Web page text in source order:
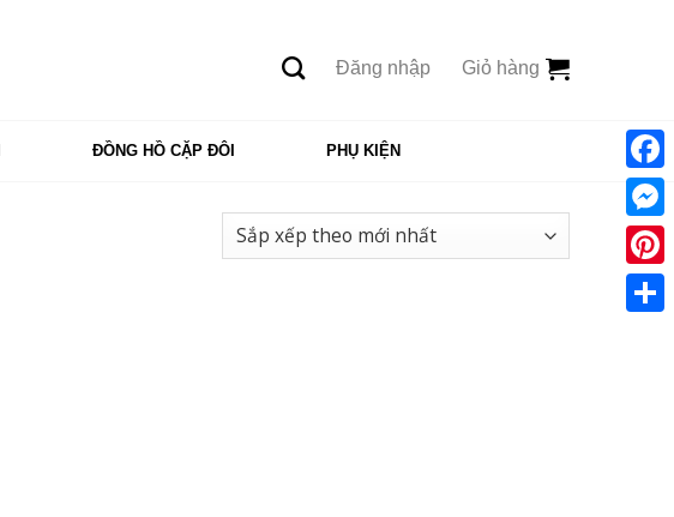
Đăng nhập Giỏ hàng
ĐỒNG HỒ CẶP ĐÔI PHỤ KIỆN